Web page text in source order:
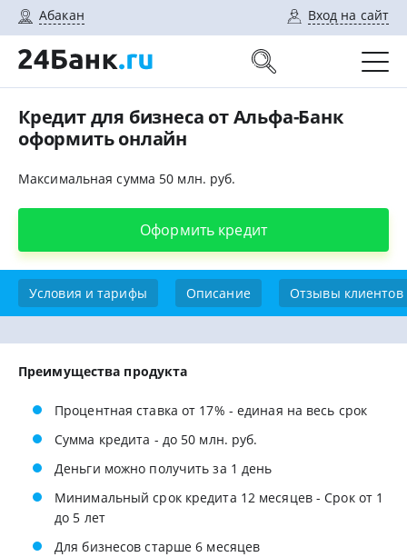
Абакан Вход на сайт
Кредит для бизнеса от Альфа-Банк
оформить онлайн
Максимальная сумма 50 млн. руб.
Оформить кредит
Условия и тарифы Описание Отзывы клиентов
Преимущества продукта
Процентная ставка от 17% - единая на весь срок
Сумма кредита - до 50 млн. руб.
Деньги можно получить за 1 день
Минимальный срок кредита 12 месяцев - Срок от 1
до 5 лет
Для бизнесов старше 6 месяцев